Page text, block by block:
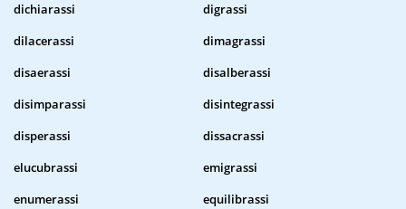
dichiarassi
digrassi
dilacerassi
dimagrassi
disaerassi
disalberassi
disimparassi
disintegrassi
disperassi
dissacrassi
elucubrassi
emigrassi
enumerassi
equilibrassi